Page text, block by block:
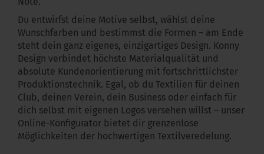
Du entwirfst deine Motive selbst, wählst deine
Wunschfarben und bestimmst die Formen – am Ende
steht dein ganz eigenes, einzigartiges Design. Konny
Design verbindet höchste Materialqualität und
absolute Kundenorientierung mit fortschrittlichster
Produktionstechnik. Egal, ob du Textilien für deinen
Club, deinen Verein, dein Business oder einfach für
dich selbst mit eigenen Logos versehen willst – unser
Online-Konfigurator bietet dir grenzenlose
Möglichkeiten der hochwertigen Textilveredelung.